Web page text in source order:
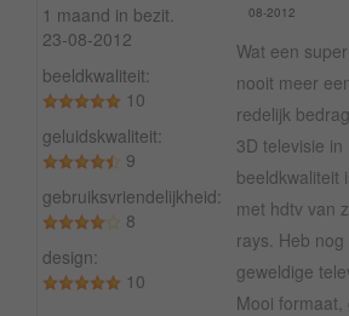
1 maand in bezit.
23-08-2012
beeldkwaliteit:
10
geluidskwaliteit:
9
gebruiksvriendelijkheid:
8
design:
10
08-2012
Wat een
nooit meer
redelijk
3D televisie in
beeldkwaliteit
met hdtv van
rays. Heb
geweldige
Mooi